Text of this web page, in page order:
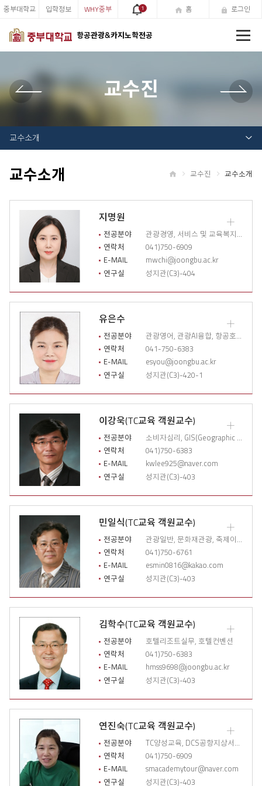
항공관광&카지노학전공
중부대학교 입학정보 WHY중부 1 홈 로그인
교수진
교수소개
교수소개 교수진 교수소개
지명원
전공분야
관광경영, 서비스 및 교육복지, 항공여행서비스(CRS/DCS), 상담심리
연락처
041)750-6909
E-MAIL
mwchi@joongbu.ac.kr
연구실
성지관(C3)-404
교
수
력
기
유은수
전공분야
관광영어, 관광AI융합, 항공호텔관광서비스, 글로벌커뮤티케이션
연락처
041-750-6383
E-MAIL
esyou@joongbu.ac.kr
연구실
성지관(C3)-420-1
교
수
력
기
이강욱(TC교육 객원교수)
전공분야
소비자심리, GIS(Geographic Information System), 관광마케팅
연락처
041)750-6383
E-MAIL
kwlee925@naver.com
연구실
성지관(C3)-403
교
수
력
기
민일식(TC교육 객원교수)
전공분야
관광일반, 문화재관광, 축제이벤트
연락처
041)750-6761
E-MAIL
esmin0816@kakao.com
연구실
성지관(C3)-403
교
수
력
기
김학수(TC교육 객원교수)
전공분야
호텔리조트실무, 호텔컨벤션
연락처
041)750-6383
E-MAIL
hmss9698@joongbu.ac.kr
연구실
성지관(C3)-403
교
수
상
력
기
연진숙(TC교육 객원교수)
전공분야
TC양성교육, DCS공항지상서비스, GDS항공예약발권
연락처
041)750-6909
E-MAIL
smacademytour@naver.com
연구실
성지관(C3)-403
교
수
상